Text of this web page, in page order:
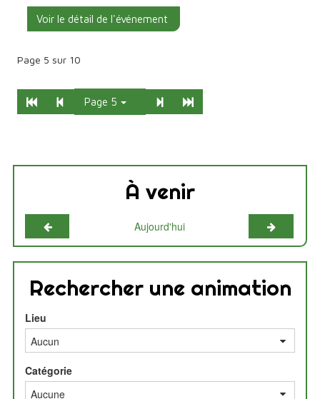
Voir le détail de l'événement
Page 5 sur 10
Début PrécédentPage 5 SuivantFin
À venir
Mois précédent Aujourd'hui Mois
Rechercher une animation
Lieu
Catégorie